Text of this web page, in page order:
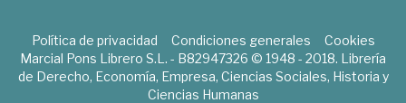
Política de privacidad Condiciones generales
Cookies
Marcial Pons Librero S.L. - B82947326 © 1948 - 2018. Librería
de Derecho, Economía, Empresa, Ciencias Sociales, Historia y
Ciencias Humanas